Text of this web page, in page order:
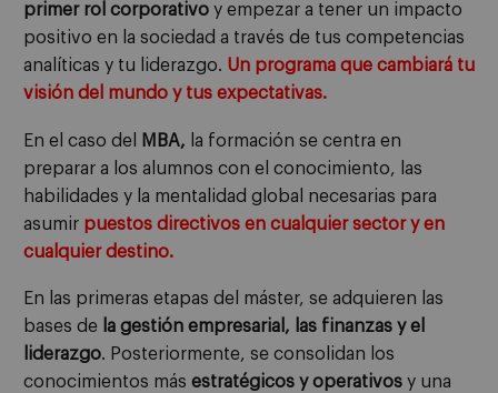
primer rol corporativo y empezar a tener un impacto
positivo en la sociedad a través de tus competencias
analíticas y tu liderazgo. Un programa que cambiará tu
visión del mundo y tus expectativas.
En el caso del MBA, la formación se centra en
preparar a los alumnos con el conocimiento, las
habilidades y la mentalidad global necesarias para
asumir puestos directivos en cualquier sector y en
cualquier destino.
En las primeras etapas del máster, se adquieren las
bases de la gestión empresarial, las finanzas y el
liderazgo. Posteriormente, se consolidan los
conocimientos más estratégicos y operativos y una